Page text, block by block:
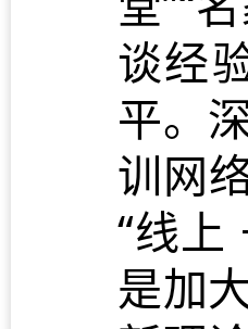
谈经
平。
训网
“线上
是加